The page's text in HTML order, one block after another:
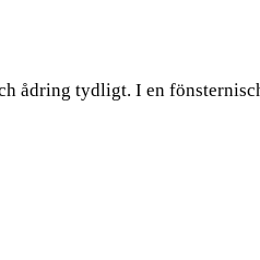
ådring tydligt. I en